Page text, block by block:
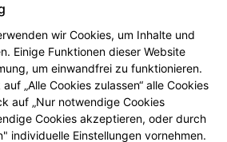
zur
wir Cookies, um Inhalte und
Einige Funktionen dieser Website
um einwandfrei zu funktionieren.
„Alle Cookies zulassen“ alle Cookies
auf „Nur notwendige Cookies
Cookies akzeptieren, oder durch
individuelle Einstellungen vornehmen.